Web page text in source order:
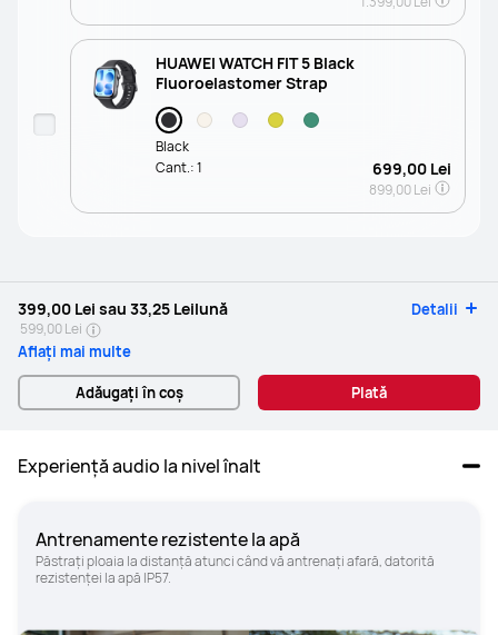
HUAWEI WATCH FIT 5 Black
Fluoroelastomer Strap
Black
699,00 Lei
899,00 Lei
Cant.:1
399,00 Lei sau 33,25 Leilună Detalii
599,00 Lei
Aflați mai multe
Adăugați în coș Plată
Experiență audio la nivel înalt
Antrenamente rezistente la apă
Păstrați ploaia la distanță atunci când vă antrenați afară, datorită
rezistenței la apă IP57.